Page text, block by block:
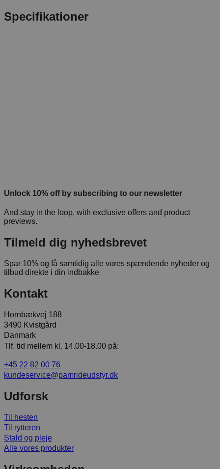
Specifikationer
Unlock 10% off by subscribing to our newsletter
And stay in the loop, with exclusive offers and product
previews.
Tilmeld dig nyhedsbrevet
Spar 10% og få samtidig alle vores spændende nyheder og
tilbud direkte i din indbakke
Kontakt
Hornbækvej 188
3490 Kvistgård
Danmark
Tlf. tid mellem kl. 14.00-18.00 på:
+45 22 82 00 76
kundeservice@pamrideudstyr.dk
Udforsk
Til hesten
Til rytteren
Stald og pleje
Alle vores produkter